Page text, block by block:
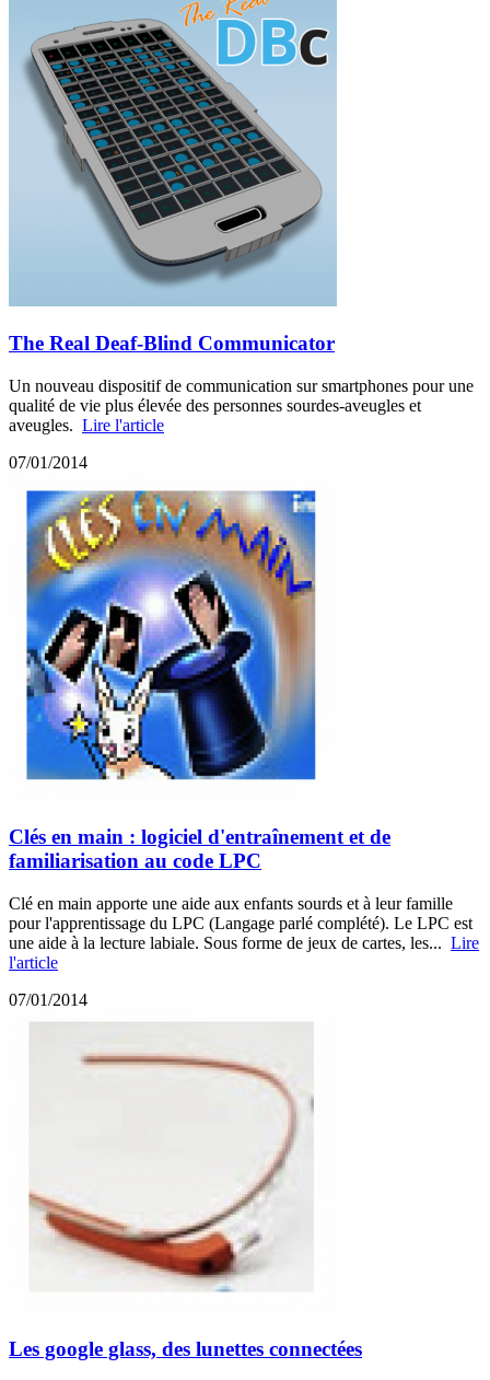
The Real Deaf-Blind Communicator
Un nouveau dispositif de communication sur smartphones pour une
qualité de vie plus élevée des personnes sourdes-aveugles et
aveugles. Lire l'article
07/01/2014
Clés en main : logiciel d'entraînement et de
familiarisation au code LPC
Clé en main apporte une aide aux enfants sourds et à leur famille
pour l'apprentissage du LPC (Langage parlé complété). Le LPC est
une aide à la lecture labiale. Sous forme de jeux de cartes, les... Lire
l'article
07/01/2014
Les google glass, des lunettes connectées